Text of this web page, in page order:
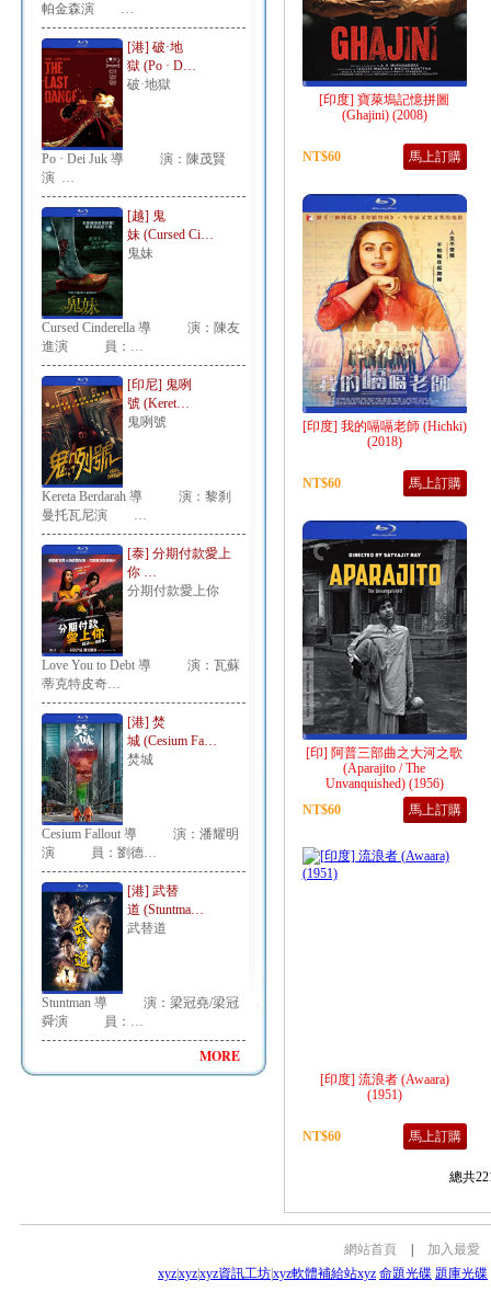
帕金森演 …
[港] 破·地
獄 (Po · D…
破·地獄
Po · Dei Juk 導 演：陳茂賢
演 …
[越] 鬼
妹 (Cursed Ci…
鬼妹
Cursed Cinderella 導 演：陳友
進演 員：…
[印尼] 鬼咧
號 (Keret…
鬼咧號
Kereta Berdarah 導 演：黎刹
曼托瓦尼演 …
[泰] 分期付款愛上
你 …
分期付款愛上你
Love You to Debt 導 演：瓦蘇
蒂克特皮奇…
[港] 焚
城 (Cesium Fa…
焚城
Cesium Fallout 導 演：潘耀明
演 員：劉德…
[港] 武替
道 (Stuntma…
武替道
Stuntman 導 演：梁冠堯/梁冠
舜演 員：…
MORE
[印度] 寶萊塢記憶拼圖
(Ghajini) (2008)
NT$60 馬上訂購
[印度] 我的嗝嗝老師 (Hichki)
(2018)
NT$60 馬上訂購
[印] 阿普三部曲之大河之歌
(Aparajito / The
Unvanquished) (1956)
NT$60
馬上訂購
[印度] 流浪者 (Awaara)
(1951)
NT$60 馬上訂購
總共
網站首頁
加入最愛
xyzxyzxyz資訊工坊xyz軟體補給站xyz 命題光碟 題庫光碟